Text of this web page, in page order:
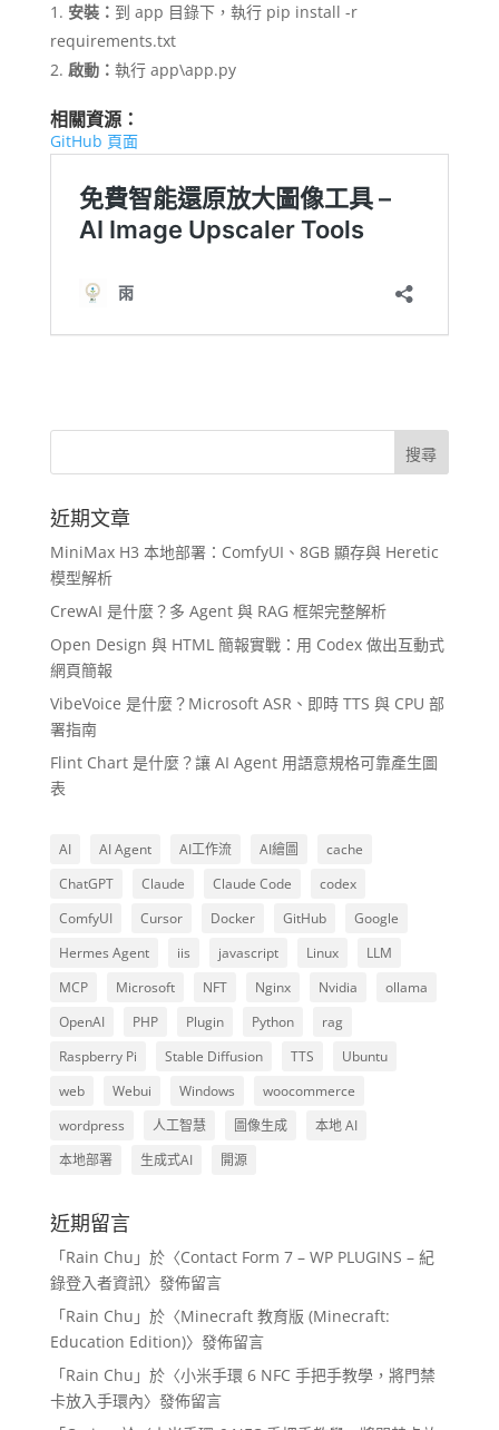
安裝： 到 app 目錄下，執行 pip install -r
requirements.txt
啟動： 執行 app\app.py
相關資源：
GitHub 頁面
近期文章
MiniMax H3 本地部署：ComfyUI、8GB 顯存與 Heretic
模型解析
CrewAI 是什麼？多 Agent 與 RAG 框架完整解析
Open Design 與 HTML 簡報實戰：用 Codex 做出互動式
網頁簡報
VibeVoice 是什麼？Microsoft ASR、即時 TTS 與 CPU 部
署指南
Flint Chart 是什麼？讓 AI Agent 用語意規格可靠產生圖
表
AI AI Agent AI工作流 AI繪圖
cache
ChatGPT
Claude Claude Code
codex
ComfyUI
Cursor Docker GitHub
Google
Hermes Agent
iis javascript Linux
LLM
MCP
Microsoft NFT Nginx Nvidia
ollama
OpenAI
PHP Plugin Python
rag
Raspberry Pi
Stable Diffusion TTS
Ubuntu
web
Webui Windows
woocommerce
wordpress
人工智慧 圖像生成
本地 AI
本地部署
生成式AI 開源
近期留言
「Rain Chu 」於〈Contact Form 7 – WP PLUGINS – 紀
錄登入者資訊〉發佈留言
「Rain Chu 」於〈Minecraft 教育版 (Minecraft:
Education Edition)〉發佈留言
「Rain Chu 」於〈小米手環 6 NFC 手把手教學，將門禁
卡放入手環內〉發佈留言